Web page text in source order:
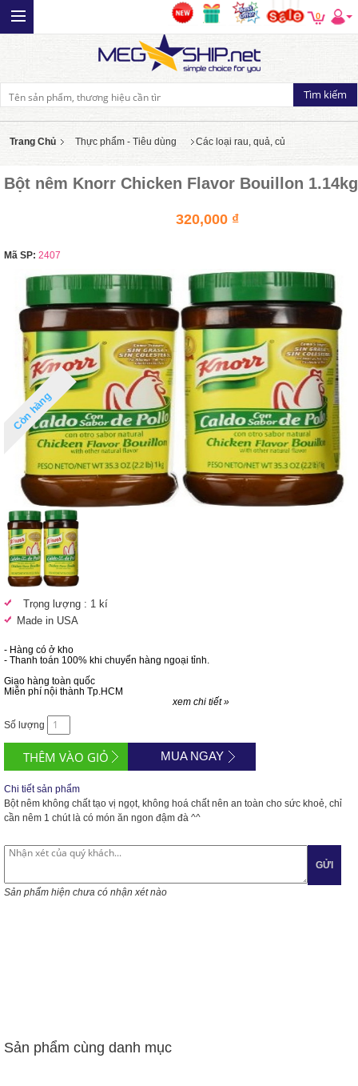
0
Trang Chủ Thực phẩm - Tiêu dùng Các loại rau, quả, củ
Bột nêm Knorr Chicken Flavor Bouillon 1.14kg
320,000 ₫
Mã SP: 2407
Còn hàng
Trọng lượng : 1 kí
Made in USA
- Hàng có ở kho
- Thanh toán 100% khi chuyển hàng ngoại tỉnh.
Giao hàng toàn quốc
Miễn phí nội thành Tp.HCM
xem chi tiết »
Số lượng
MUA NGAY
Chi tiết sản phẩm
Bột nêm không chất tạo vị ngọt, không hoá chất nên an toàn cho sức khoẻ, chỉ
cần nêm 1 chút là có món ăn ngon đậm đà ^^
GỬI
Sản phẩm hiện chưa có nhận xét nào
Sản phẩm cùng danh mục